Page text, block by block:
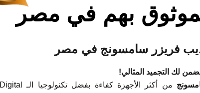
بهم في مصر
ديب فريزر سامسونج في مصر
لك التجميد المثالي!
من أكثر الأجهزة كفاءة بفضل تكنولوجيا الـ Digital